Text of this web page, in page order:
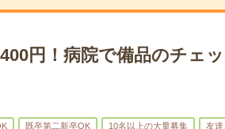
円！病院で備品のチェ
既卒第二新卒OK 10名以上の大量募集 友達